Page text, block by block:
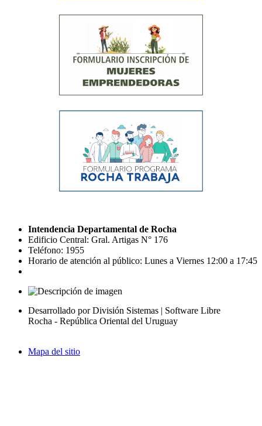
Intendencia Departamental de Rocha
Edificio Central: Gral. Artigas N° 176
Teléfono: 1955
Horario de atención al público: Lunes a Viernes 12:00 a 17:45
Desarrollado por División Sistemas | Software Libre
Rocha - República Oriental del Uruguay
Mapa del sitio